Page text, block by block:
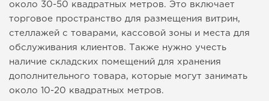
около 30-50 квадратных метров. Это включает
торговое пространство для размещения витрин,
стеллажей с товарами, кассовой зоны и места для
обслуживания клиентов. Также нужно учесть
наличие складских помещений для хранения
дополнительного товара, которые могут занимать
около 10-20 квадратных метров.